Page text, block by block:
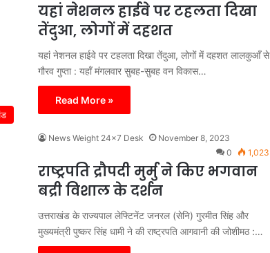
यहां नेशनल हाईवे पर टहलता दिखा
तेंदुआ, लोगों में दहशत
यहां नेशनल हाईवे पर टहलता दिखा तेंदुआ, लोगों में दहशत लालकुआँ से
गौरव गुप्ता : यहाँ मंगलवार सुबह-सुबह वन विकास…
Read More »
News Weight 24x7 Desk
November 8, 2023
0
1,023
राष्ट्रपति द्रौपदी मुर्मु ने किए भगवान
बद्री विशाल के दर्शन
उत्तराखंड के राज्यपाल लेफ्टिनेंट जनरल (सेनि) गुरमीत सिंह और
मुख्यमंत्री पुष्कर सिंह धामी ने की राष्ट्रपति आगवानी की जोशीमठ :…